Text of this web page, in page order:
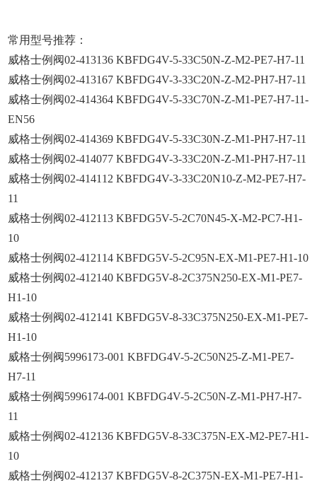
常用型号推荐：
威格士例阀02-413136 KBFDG4V-5-33C50N-Z-M2-PE7-H7-11
威格士例阀02-413167 KBFDG4V-3-33C20N-Z-M2-PH7-H7-11
威格士例阀02-414364 KBFDG4V-5-33C70N-Z-M1-PE7-H7-11-
EN56
威格士例阀02-414369 KBFDG4V-5-33C30N-Z-M1-PH7-H7-11
威格士例阀02-414077 KBFDG4V-3-33C20N-Z-M1-PH7-H7-11
威格士例阀02-414112 KBFDG4V-3-33C20N10-Z-M2-PE7-H7-
11
威格士例阀02-412113 KBFDG5V-5-2C70N45-X-M2-PC7-H1-
10
威格士例阀02-412114 KBFDG5V-5-2C95N-EX-M1-PE7-H1-10
威格士例阀02-412140 KBFDG5V-8-2C375N250-EX-M1-PE7-
H1-10
威格士例阀02-412141 KBFDG5V-8-33C375N250-EX-M1-PE7-
H1-10
威格士例阀5996173-001 KBFDG4V-5-2C50N25-Z-M1-PE7-
H7-11
威格士例阀5996174-001 KBFDG4V-5-2C50N-Z-M1-PH7-H7-
11
威格士例阀02-412136 KBFDG5V-8-33C375N-EX-M2-PE7-H1-
10
威格士例阀02-412137 KBFDG5V-8-2C375N-EX-M1-PE7-H1-